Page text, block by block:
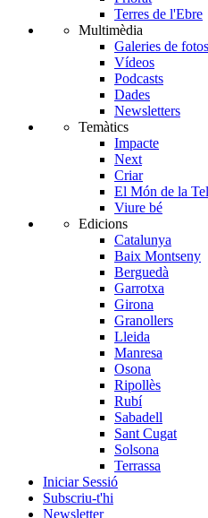
Terres de l'Ebre
Multimèdia
Galeries de fotos
Vídeos
Podcasts
Dades
Newsletters
Temàtics
Impacte
Next
Criar
El Món de la
Viure bé
Edicions
Catalunya
Baix Montseny
Berguedà
Garrotxa
Girona
Granollers
Lleida
Manresa
Osona
Ripollès
Rubí
Sabadell
Sant Cugat
Solsona
Terrassa
Iniciar Sessió
Subscriu-t'hi
Newsletter